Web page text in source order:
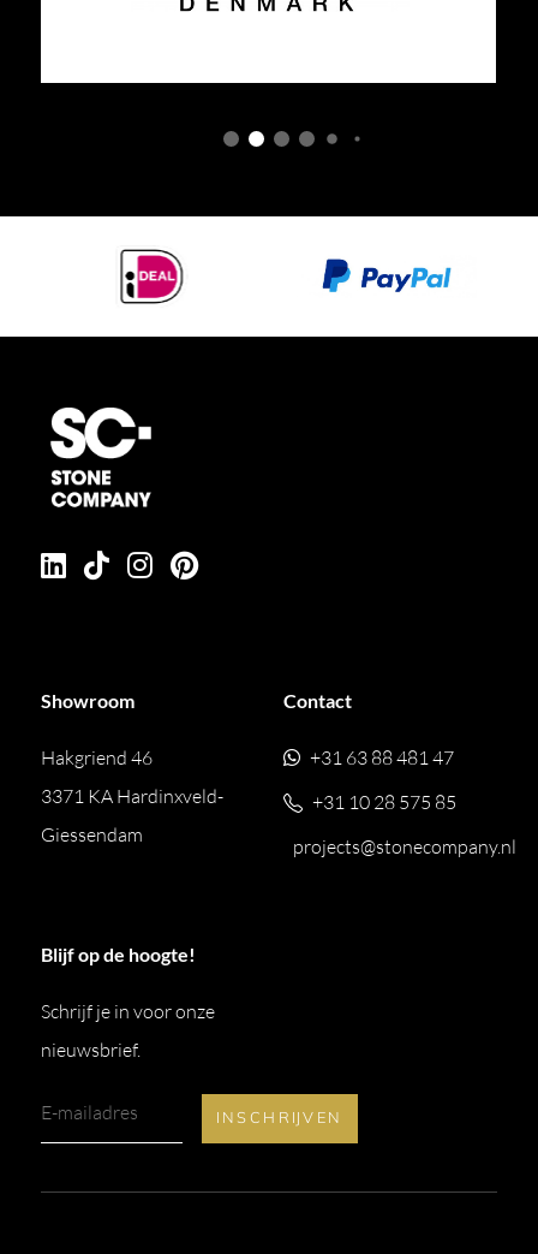
Showroom
Hakgriend 46
3371 KA Hardinxveld-
Giessendam
Contact
+31 63 88 481 47
+31 10 28 575 85
projects@stonecompany.nl
Blijf op de hoogte!
Schrijf je in voor onze
nieuwsbrief.